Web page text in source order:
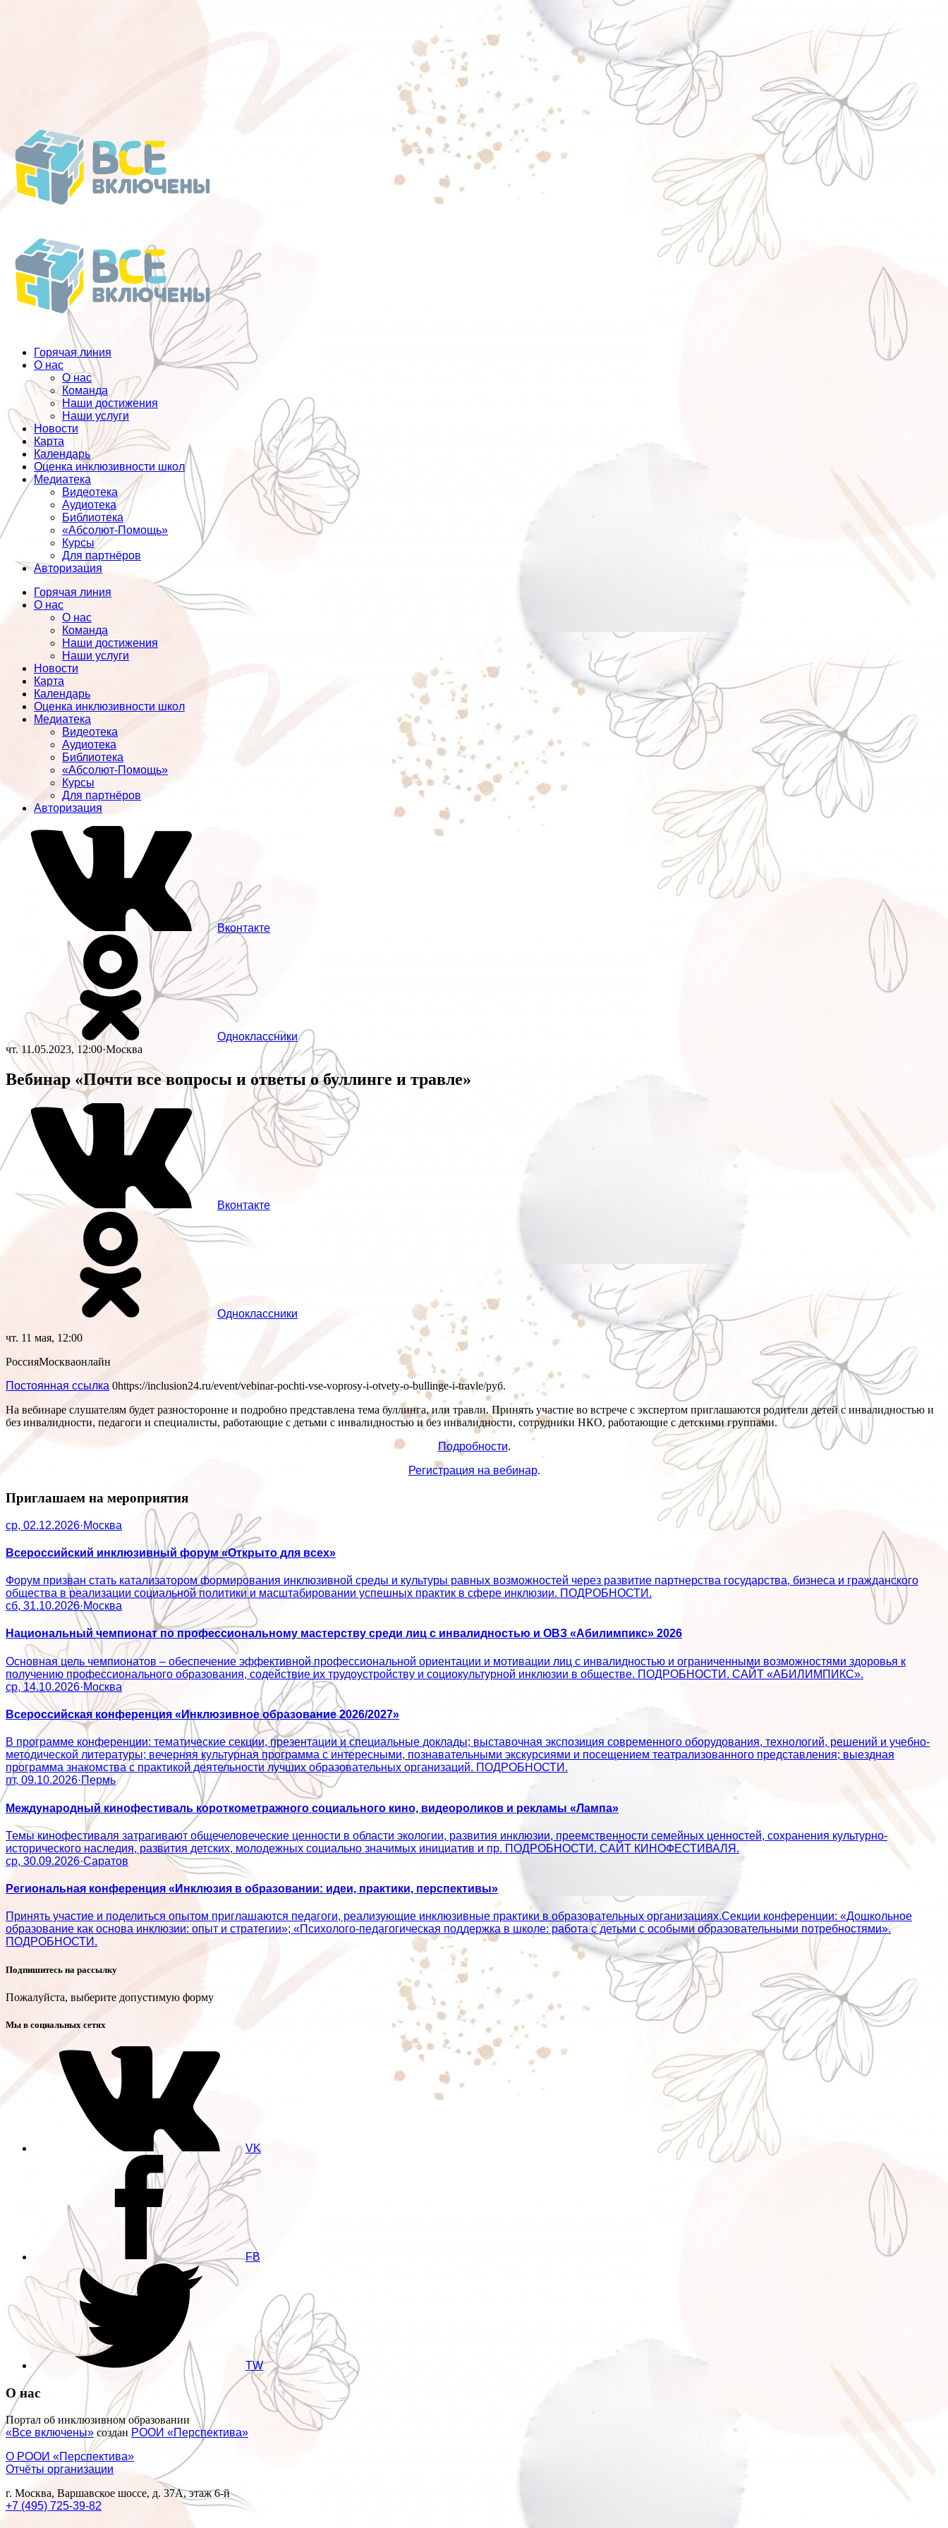
Горячая линия
О нас
О нас
Команда
Наши достижения
Наши услуги
Новости
Карта
Календарь
Оценка инклюзивности школ
Медиатека
Видеотека
Аудиотека
Библиотека
«Абсолют-Помощь»
Курсы
Для партнёров
Авторизация
Горячая линия
О нас
О нас
Команда
Наши достижения
Наши услуги
Новости
Карта
Календарь
Оценка инклюзивности школ
Медиатека
Видеотека
Аудиотека
Библиотека
«Абсолют-Помощь»
Курсы
Для партнёров
Авторизация
Вконтакте
Одноклассники
чт. 11.05.2023, 12:00·Москва
Вебинар «Почти все вопросы и ответы о буллинге и травле»
Вконтакте
Одноклассники
чт. 11 мая, 12:00
РоссияМоскваонлайн
Постоянная ссылка 0https://inclusion24.ru/event/vebinar-pochti-vse-voprosy-i-otvety-o-bullinge-i-travle/руб.
На вебинаре слушателям будет разносторонне и подробно представлена тема буллинга, или травли. Принять участие во встрече с экспертом приглашаются родители детей с инвалидностью и
без инвалидности, педагоги и специалисты, работающие с детьми с инвалидностью и без инвалидности, сотрудники НКО, работающие с детскими группами.
Подробности.
Регистрация на вебинар.
Приглашаем на мероприятия
ср, 02.12.2026·Москва
Всероссийский инклюзивный форум «Открыто для всех»
Форум призван стать катализатором формирования инклюзивной среды и культуры равных возможностей через развитие партнерства государства, бизнеса и гражданского
общества в реализации социальной политики и масштабировании успешных практик в сфере инклюзии. ПОДРОБНОСТИ.
сб, 31.10.2026·Москва
Национальный чемпионат по профессиональному мастерству среди лиц с инвалидностью и ОВЗ «Абилимпикс» 2026
Основная цель чемпионатов – обеспечение эффективной профессиональной ориентации и мотивации лиц с инвалидностью и ограниченными возможностями здоровья к
получению профессионального образования, содействие их трудоустройству и социокультурной инклюзии в обществе. ПОДРОБНОСТИ. САЙТ «АБИЛИМПИКС».
ср, 14.10.2026·Москва
Всероссийская конференция «Инклюзивное образование 2026/2027»
В программе конференции: тематические секции, презентации и специальные доклады; выставочная экспозиция современного оборудования, технологий, решений и учебно-
методической литературы; вечерняя культурная программа с интересными, познавательными экскурсиями и посещением театрализованного представления; выездная
программа знакомства с практикой деятельности лучших образовательных организаций. ПОДРОБНОСТИ.
пт, 09.10.2026·Пермь
Международный кинофестиваль короткометражного социального кино, видеороликов и рекламы «Лампа»
Темы кинофестиваля затрагивают общечеловеческие ценности в области экологии, развития инклюзии, преемственности семейных ценностей, сохранения культурно-
исторического наследия, развития детских, молодежных социально значимых инициатив и пр. ПОДРОБНОСТИ. САЙТ КИНОФЕСТИВАЛЯ.
ср, 30.09.2026·Саратов
Региональная конференция «Инклюзия в образовании: идеи, практики, перспективы»
Принять участие и поделиться опытом приглашаются педагоги, реализующие инклюзивные практики в образовательных организациях.Секции конференции: «Дошкольное
образование как основа инклюзии: опыт и стратегии»; «Психолого‑педагогическая поддержка в школе: работа с детьми с особыми образовательными потребностями».
ПОДРОБНОСТИ.
Подпишитесь на рассылку
Пожалуйста, выберите допустимую форму
Мы в социальных сетях
VK
FB
TW
О нас
Портал об инклюзивном образовании
«Все включены» создан РООИ «Перспектива»
О РООИ «Перспектива»
Отчёты организации
г. Москва, Варшавское шоссе, д. 37А, этаж 6-й
+7 (495) 725-39-82